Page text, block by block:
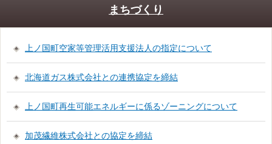
まちづくり
上ノ国町空家等管理活用支援法人の指定について
北海道ガス株式会社との連携協定を締結
上ノ国町再生可能エネルギーに係るゾーニングについて
加茂繊維株式会社との協定を締結